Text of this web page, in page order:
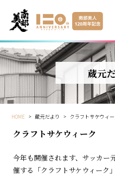
蔵元
HOME > 蔵元だより > クラフトサケウィ
クラフトサケウィーク
今年も開催されます、サッカー
催する「クラフトサケウィーク